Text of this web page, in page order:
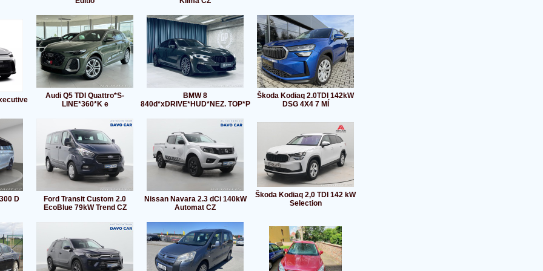
Audi Q5 TDI Quattro*S-
LINE*360*K e
BMW 8
840d*xDRIVE*HUD*NEZ. TOP*P
Škoda Kodiaq 2.0TDI 142kW
DSG 4X4 7 MÍ
D
Ford Transit Custom 2.0
EcoBlue 79kW Trend CZ
Nissan Navara 2.3 dCi 140kW
Automat CZ
Škoda Kodiaq 2,0 TDI 142 kW
Selection